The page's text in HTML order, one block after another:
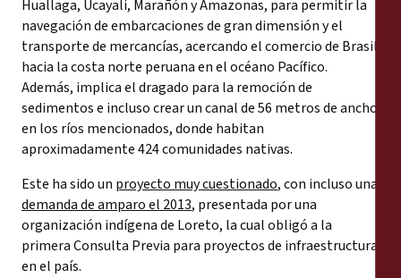
Huallaga, Ucayali, Marañón y Amazonas, para permitir la
navegación de embarcaciones de gran dimensión y el
transporte de mercancías, acercando el comercio de Brasil
hacia la costa norte peruana en el océano Pacífico.
Además, implica el dragado para la remoción de
sedimentos e incluso crear un canal de 56 metros de ancho
en los ríos mencionados, donde habitan
aproximadamente 424 comunidades nativas.
Este ha sido un proyecto muy cuestionado, con incluso una
demanda de amparo el 2013, presentada por una
organización indígena de Loreto, la cual obligó a la
primera Consulta Previa para proyectos de infraestructura
en el país.